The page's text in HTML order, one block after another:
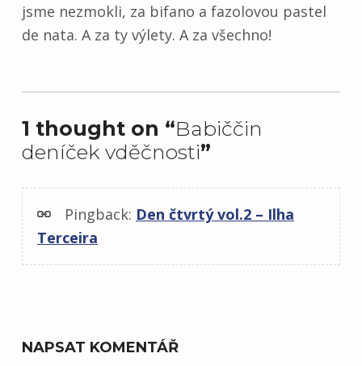
jsme nezmokli, za bifano a fazolovou pastel
de nata. A za ty výlety. A za všechno!
1 thought on “Babiččin
deníček vděčnosti”
Pingback: Den čtvrtý vol.2 – Ilha
Terceira
NAPSAT KOMENTÁŘ